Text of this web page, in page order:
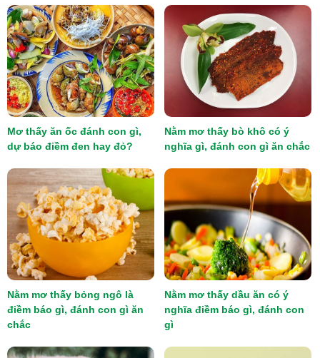
Mơ thấy ăn ốc đánh con gì,
dự báo điềm đen hay đỏ?
Nằm mơ thấy bò khô có ý
nghĩa gì, đánh con gì ăn chắc
Nằm mơ thấy bỏng ngô là
điềm báo gì, đánh con gì ăn
chắc
Nằm mơ thấy dầu ăn có ý
nghĩa điềm báo gì, đánh con
gì